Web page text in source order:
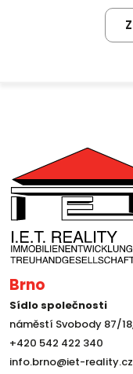
Brno
Sídlo společnosti
náměstí Svobody 87/
+420 542 422 340
info.brno@iet-reality.cz